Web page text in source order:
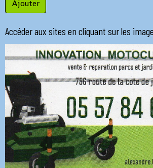
Ajouter
Accéder aux sites en cliquant sur les